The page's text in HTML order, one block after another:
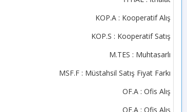
KOP.A : Kooperatif Alış
KOP.S : Kooperatif Satış
M.TES : Muhtasarlı
MSF.F : Müstahsil Satış Fiyat Farkı
OF.A : Ofis Alış
OF.A : Ofis Alış